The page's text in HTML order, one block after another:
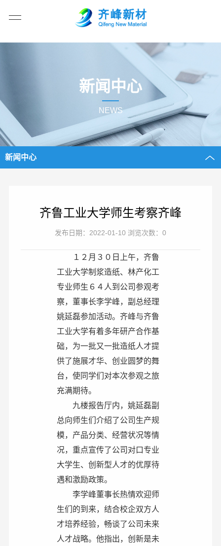
新闻中心
NEWS
新闻中心
齐鲁工业大学师生考察齐峰
发布日期：2022-01-10 浏览次数：0
１２月３０日上午，齐鲁
工业大学制浆造纸、林产化工
专业师生６４人到公司参观考
察，董事长李学峰，副总经理
姚延磊参加活动。齐峰与齐鲁
工业大学有着多年研产合作基
础，为一批又一批造纸人才提
供了施展才华、创业圆梦的舞
台，使同学们对本次参观之旅
充满期待。
九楼报告厅内，姚延磊副
总向师生们介绍了公司生产规
模，产品分类、经营状况等情
况，重点宣传了公司对口专业
大学生、创新型人才的优厚待
遇和激励政策。
李学峰董事长热情欢迎师
生们的到来，结合校企双方人
才培养经验，畅谈了公司未来
人才战略。他指出，创新是未